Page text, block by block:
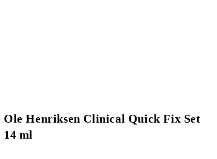
Ole Henriksen Clinical Quick Fix Set
14 ml